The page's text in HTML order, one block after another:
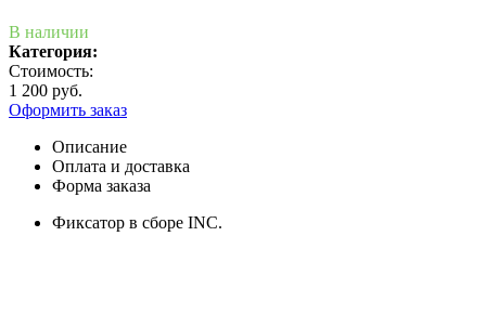
В наличии
Категория:
Стоимость:
1 200 руб.
Оформить заказ
Описание
Оплата и доставка
Форма заказа
Фиксатор в сборе INC.